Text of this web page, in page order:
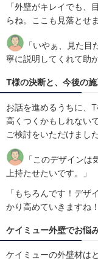
「外壁がキレイでも
らね。ここも見落とせ
「いやぁ、見た
寧に説明してくれて助
T様の決断と、今後の
お話を進めるうちに、
高くつくかもしれない
ご検討をいただけました
「このデザイン
上持たせたいです。」
「もちろんです！デザ
かり高めていきますね！
ケイミュー外壁でお悩
ケイミューの外壁材は